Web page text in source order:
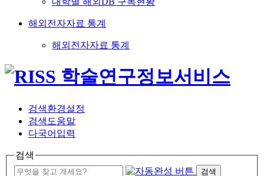
해외전자자료 통계
해외전자자료 통계
검색환경설정
검색도움말
다국어입력
검색
검색